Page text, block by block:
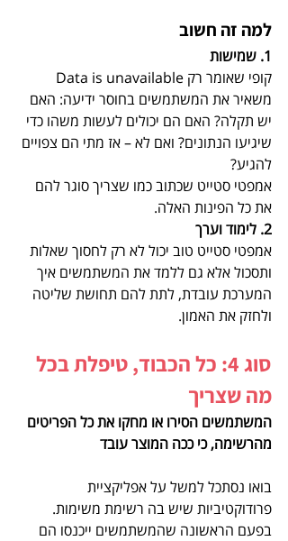
למה זה חשוב
1. שמישות
משאיר את המשתמשים בחוסר ידיעה: האם
יש תקלה? האם הם יכולים לעשות משהו כדי
שיגיעו הנתונים? ואם לא – אז מתי הם צפויים
להגיע?
אמפטי סטייט שכתוב כמו שצריך סוגר להם
את כל הפינות האלה.
2. לימוד וערך
אמפטי סטייט טוב יכול לא רק לחסוך שאלות
ותסכול אלא גם ללמד את המשתמשים איך
המערכת עובדת, לתת להם תחושת שליטה
ולחזק את האמון.
סוג 4: כל הכבוד, טיפלת בכל
מה שצריך
המשתמשים הסירו או מחקו את כל הפריטים
מהרשימה, כי ככה המוצר עובד
בואו נסתכל למשל על אפליקציית
פרודוקטיביות שיש בה רשימת משימות.
בפעם הראשונה שהמשתמשים ייכנסו הם